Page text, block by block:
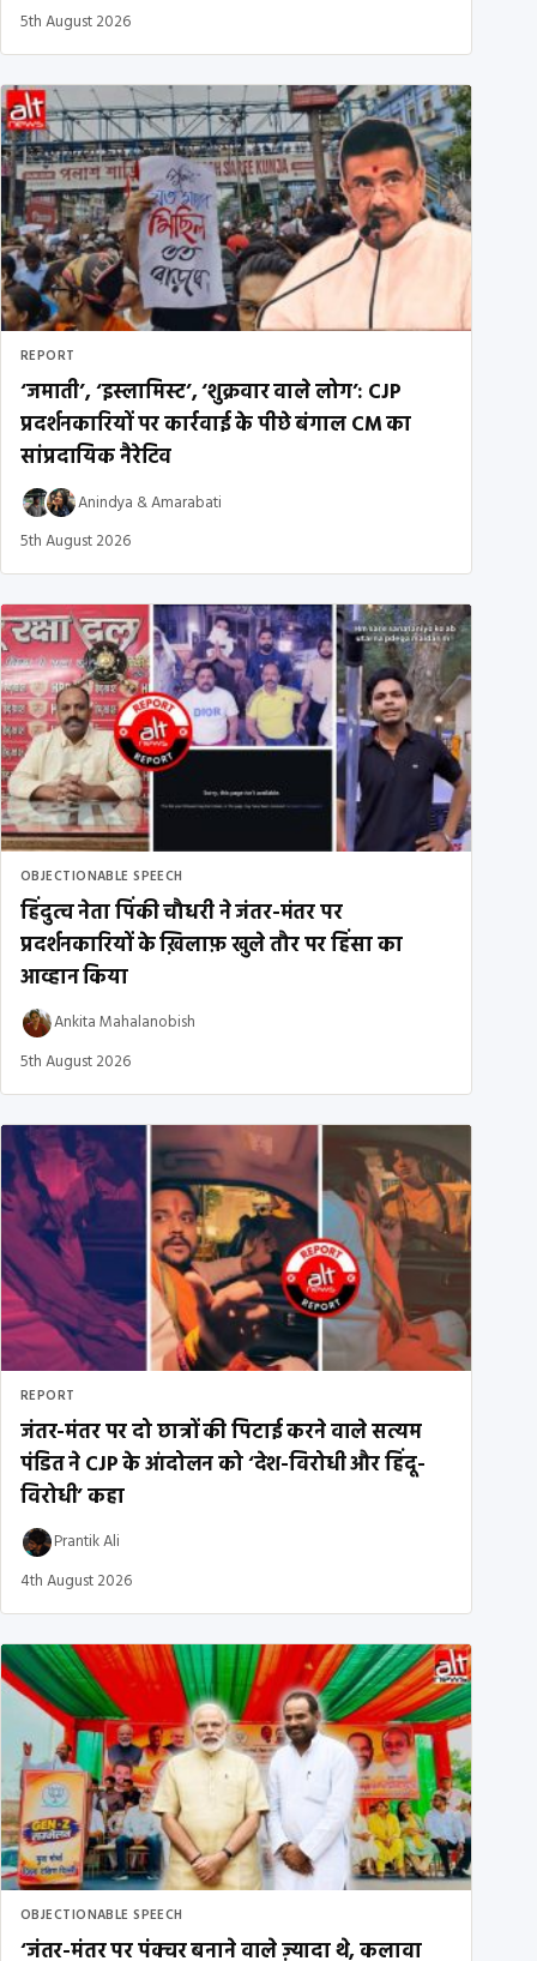
5th August 2026
REPORT
‘जमाती’, ‘इस्लामिस्ट’, ‘शुक्रवार वाले लोग’: CJP
प्रदर्शनकारियों पर कार्रवाई के पीछे बंगाल CM का
सांप्रदायिक नैरेटिव
Anindya &Amarabati
5th August 2026
OBJECTIONABLE SPEECH
हिंदुत्व नेता पिंकी चौधरी ने जंतर-मंतर पर
प्रदर्शनकारियों के ख़िलाफ़ खुले तौर पर हिंसा का
आव्हान किया
Ankita Mahalanobish
5th August 2026
REPORT
जंतर-मंतर पर दो छात्रों की पिटाई करने वाले सत्यम
पंडित ने CJP के आंदोलन को ‘देश-विरोधी और हिंदू-
विरोधी’ कहा
Prantik Ali
4th August 2026
OBJECTIONABLE SPEECH
‘जंतर-मंतर पर पंक्चर बनाने वाले ज़्यादा थे, कलावा